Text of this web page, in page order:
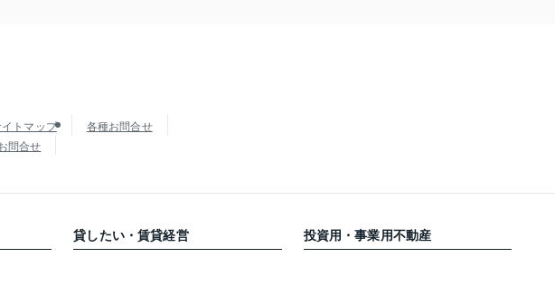
トマップ
各種お問合せ
問合せ
貸したい・賃貸経営 投資用・事業用不動産